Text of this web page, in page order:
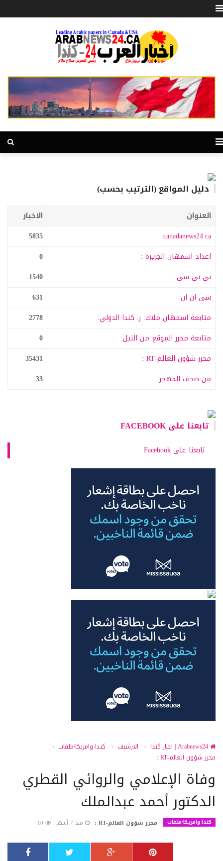
دليل المواقع (الترتيب بحسب)
العنوان
الاخبار
canadanews24.ca:
5835
اعداد اسمهان الجزيرة :
0
بي بي سي:
1540
سى ان ان
631
متابعة اسمهان ملاك: ر. كندا الدولي:
2778
متابعة محرر الموقع من النيل:
0
محرر شؤون العالم-RT :
35431
من صحف المهجر:
33
تابعنا على FACEBOOK
تابعنا على Facebook
الارشيف
كندا وامريكا/ملفات
محرر شؤون العالم-RT :
وفاة الإعلامي والروائي القطري
الدكتور أحمد عبدالملك
كندا وامريكا/ملفات محرر شؤون العالم-RT : منذ 7 أشهر